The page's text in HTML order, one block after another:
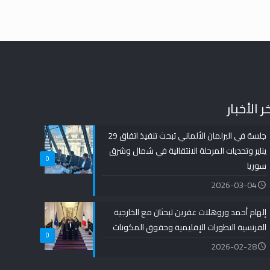
الأخبار
0
جلسة في البرلمان الألماني تبحث تنفيذ اتفاق 29
يناير وتحديات المرحلة الانتقالية في شمال وشرق
سوريا
2026-03-04
0
إلهام أحمد وروهلات عفرين تبحثان مع الخارجية
الفرنسية التطورات الإقليمية وحقوق المكونات
2026-02-28